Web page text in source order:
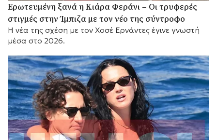
Ερωτευμένη ξανά η Κιάρα Φεράνι – Οι τρυφερές
στιγμές στην Ίμπιζα με τον νέο της σύντροφο
Η νέα της σχέση με τον Χοσέ Ερνάντες έγινε γνωστή
μέσα στο 2026.